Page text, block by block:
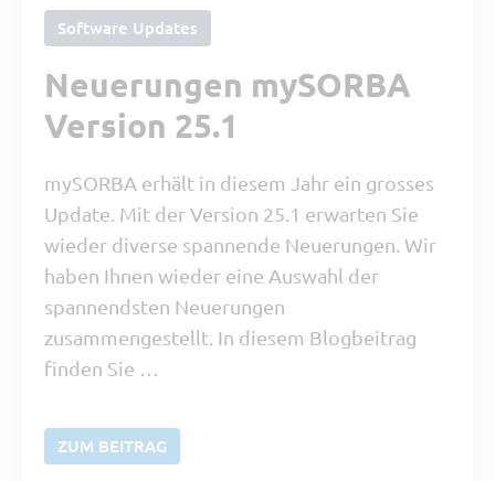
Software Updates
Neuerungen mySORBA
Version 25.1
mySORBA erhält in diesem Jahr ein grosses
Update. Mit der Version 25.1 erwarten Sie
wieder diverse spannende Neuerungen. Wir
haben Ihnen wieder eine Auswahl der
spannendsten Neuerungen
zusammengestellt. In diesem Blogbeitrag
finden Sie …
ZUM BEITRAG